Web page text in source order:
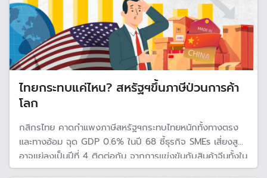
ไทยกระทบแค่ไหน? สหรัฐฯขึ้นภาษีป่วนการค้า
โลก
กสิกรไทย คาดกำแพงภาษีสหรัฐฯกระทบไทยหนักทั้งทางตรง
และทางอ้อม ฉุด GDP 0.6% ในปี 68 ชี้ธุรกิจ SMEs เสี่ยงสูง
อาจแย่ลงเป็นปีที่ 4 ติดต่อกัน จากการแข่งขันกับสินค้าจีนทั้งใน
ประเทศและนอกประเทศ